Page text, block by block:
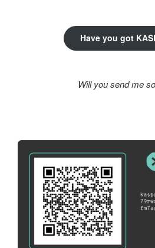
Have you got
Will you send me